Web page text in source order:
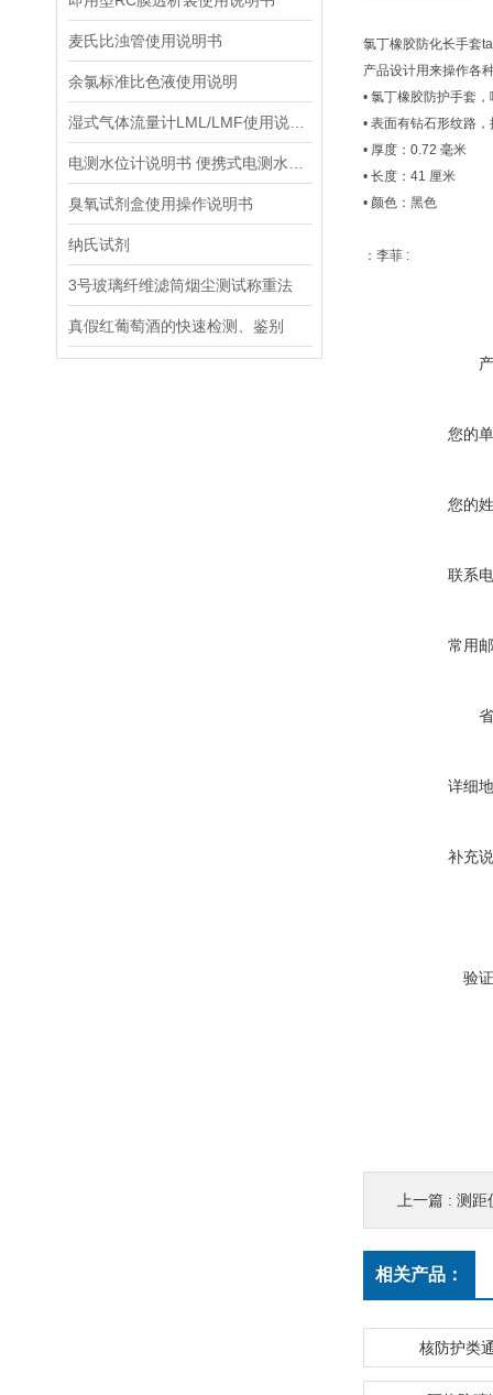
麦氏比浊管使用说明书
余氯标准比色液使用说明
臭氧试剂盒使用操作说明书
纳氏试剂
3号玻璃纤维滤筒烟尘测试称重法
真假红葡萄酒的快速检测、鉴别
氯丁橡胶防化长手套
产品设计用来操作各
• 氯丁橡胶防护手套
• 表面有钻石形纹路
• 厚度：0.72 毫米
• 长度：41 厘米
• 颜色：黑色
：李菲 :
您的
您的
联系
常用
详细
补充
验
上一篇 : 测距
相关产品：
核防护类